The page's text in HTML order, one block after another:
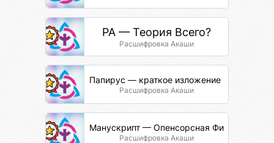
РА — Теория Всего?
Расшифровка Акаши
Папирус — краткое изложение через
Расшифровка Акаши
Манускрипт — Опенсорсная Философия
Расшифровка Акаши